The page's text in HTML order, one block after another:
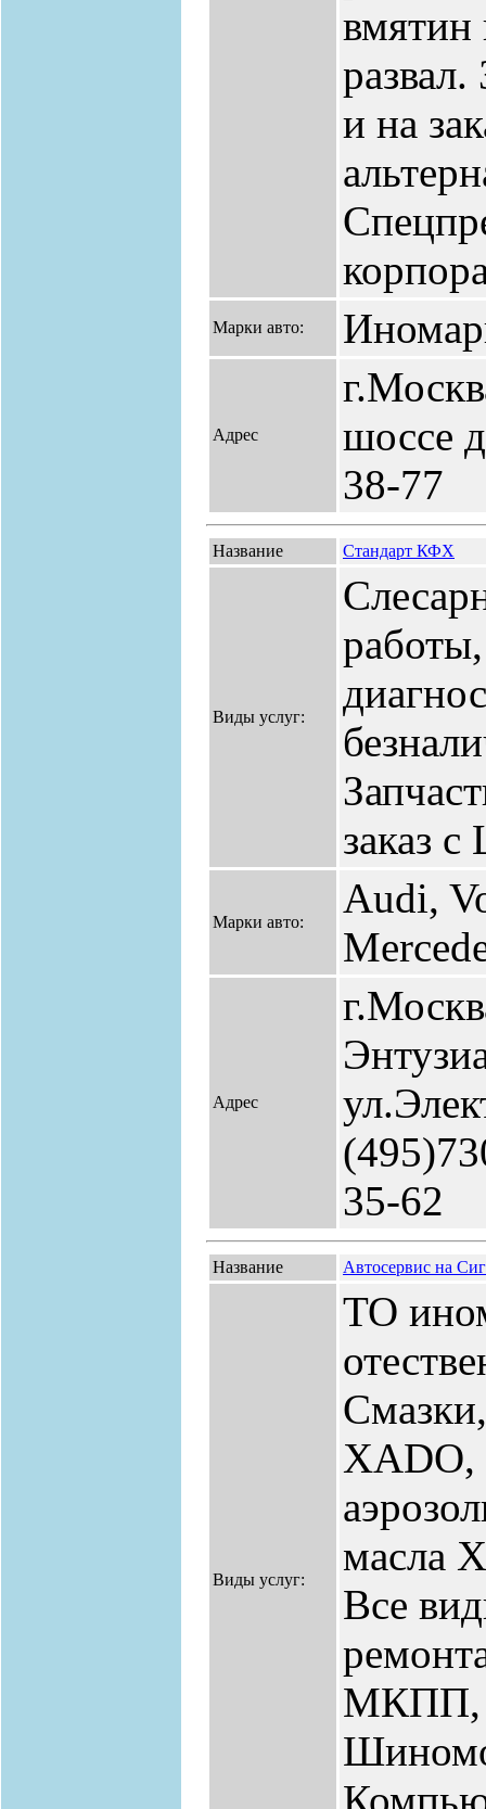
вмятин
и на
Марки авто:
Адрес
шоссе
38-77
Название Стандарт КФХ
Виды услуг:
заказ
Марки авто:
Audi,
Адрес
35-62
Название Автосервис на
Виды услуг:
ТО
ХАDO,
масла
Все
МКПП,